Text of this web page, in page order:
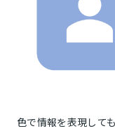
色で情報を表現して